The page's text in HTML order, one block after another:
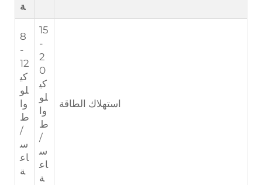
ة
استهلاك الطاقة
15
-
2
0
كي
لو
وا
ط
/
س
اع
ة
8
-
12
كي
لو
وا
ط
/
س
اع
ة